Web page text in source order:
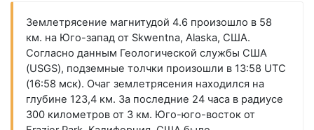
Землетрясение магнитудой 4.6 произошло в 58
км. на Юго-запад от Skwentna, Alaska, США.
Согласно данным Геологической службы США
(USGS), подземные толчки произошли в 13:58 UTC
(16:58 мск). Очаг землетрясения находился на
глубине 123,4 км. За последние 24 часа в радиусе
300 километров от 3 км. Юго-юго-восток от